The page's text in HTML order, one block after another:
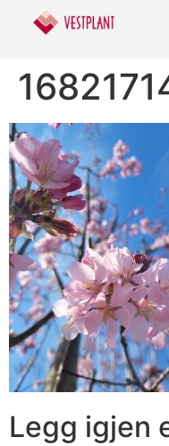
Legg igjen